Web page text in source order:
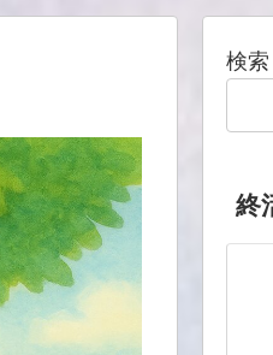
検索
終